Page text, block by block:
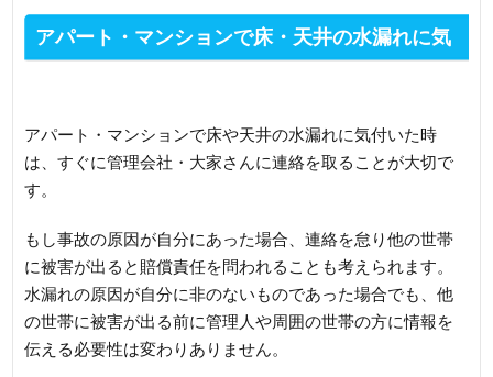
アパート・マンションで床・天井の水漏れに気
アパート・マンションで床や天井の水漏れに気付いた時
は、すぐに管理会社・大家さんに連絡を取ることが大切で
す。
もし事故の原因が自分にあった場合、連絡を怠り他の世帯
に被害が出ると賠償責任を問われることも考えられます。
水漏れの原因が自分に非のないものであった場合でも、他
の世帯に被害が出る前に管理人や周囲の世帯の方に情報を
伝える必要性は変わりありません。